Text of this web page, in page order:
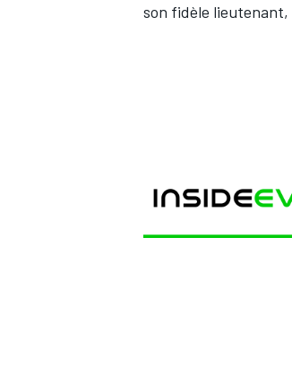
AUTRES CHAMPIONNATS
son fidèle lieutenant,